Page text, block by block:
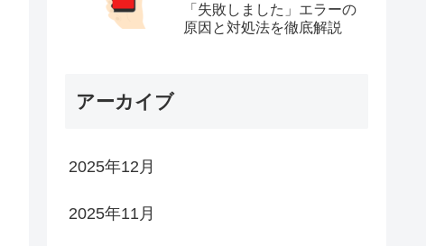
「失敗しました」エラーの
原因と対処法を徹底解説
アーカイブ
2025年12月
2025年11月